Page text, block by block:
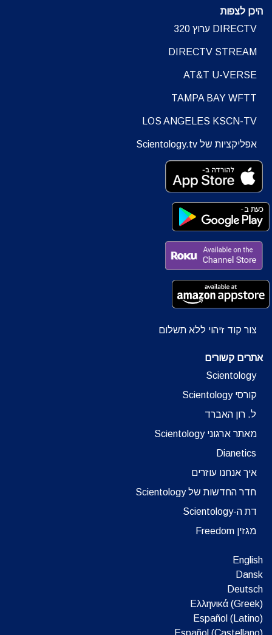
היכן לצפות
DIRECTV ערוץ 320
DIRECTV STREAM
AT&T U-VERSE
TAMPA BAY WFTT
LOS ANGELES KSCN-TV
אפליקציות של Scientology.tv
צור קוד זיהוי ללא תשלום
אתרים קשורים
Scientology
קורסי Scientology
ל. רון האברד
מאתר ארגוני Scientology
Dianetics
איך אנחנו עוזרים
חדר החדשות של Scientology
דת ה-Scientology
מגזין Freedom
English
Dansk
Deutsch
Ελληνικά (Greek)
Español (Latino)
Español (Castellano)